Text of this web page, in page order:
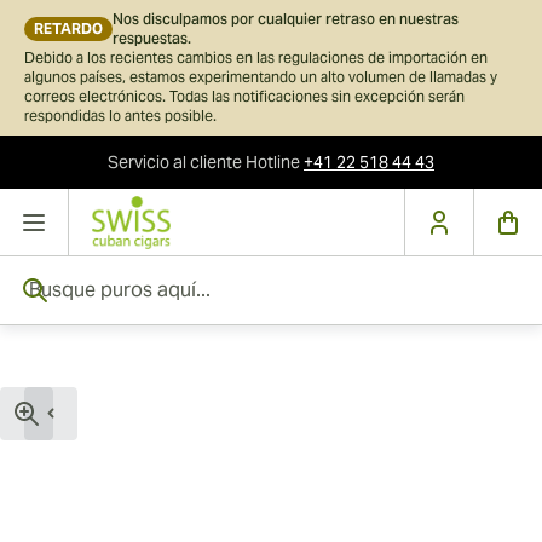
RETARDO
Nos disculpamos por cualquier retraso en nuestras
respuestas.
Debido a los recientes cambios en las regulaciones de importación en
algunos países, estamos experimentando un alto volumen de llamadas y
correos electrónicos. Todas las notificaciones sin excepción serán
respondidas lo antes posible.
Servicio al cliente Hotline+41 22 518 44 43